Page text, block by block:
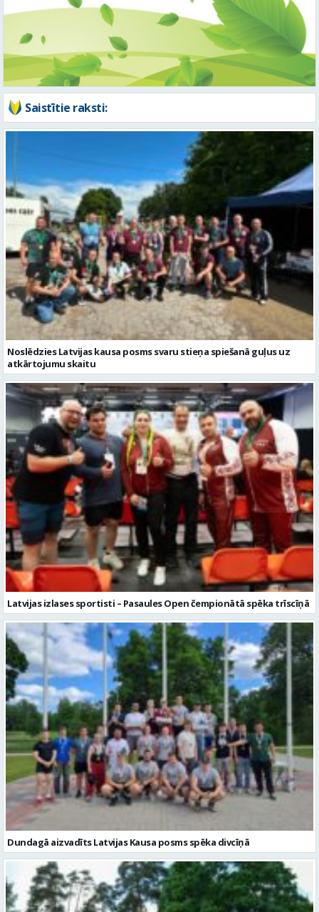
Saistītie raksti:
Noslēdzies Latvijas kausa posms svaru stieņa spiešanā guļus uz
atkārtojumu skaitu
Latvijas izlases sportisti – Pasaules Open čempionātā spēka trīscīņā
Dundagā aizvadīts Latvijas Kausa posms spēka divcīņā